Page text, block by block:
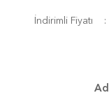
İndirimli Fiyatı